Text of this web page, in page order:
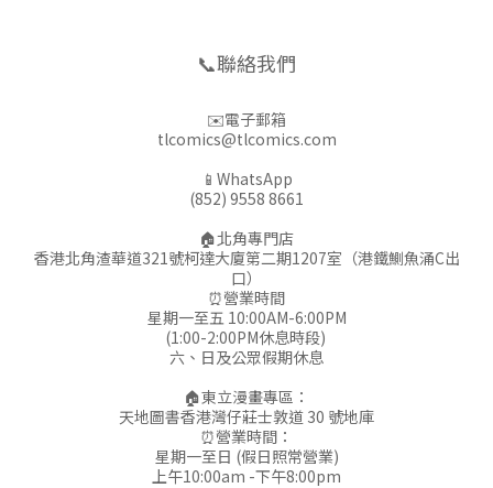
📞聯絡我們
✉️電子郵箱
tlcomics@tlcomics.com
📱WhatsApp
(852) 9558 8661
🏠北角專門店
香港北角渣華道321號柯達大廈第二期1207室（港鐵鰂魚涌C出
口）
⏰營業時間
星期一至五 10:00AM-6:00PM
(1:00-2:00PM休息時段)
六、日及公眾假期休息
🏠東立漫畫專區：
天地圖書香港灣仔莊士敦道 30 號地庫
⏰營業時間：
星期一至日 (假日照常營業)
上午10:00am -下午8:00pm